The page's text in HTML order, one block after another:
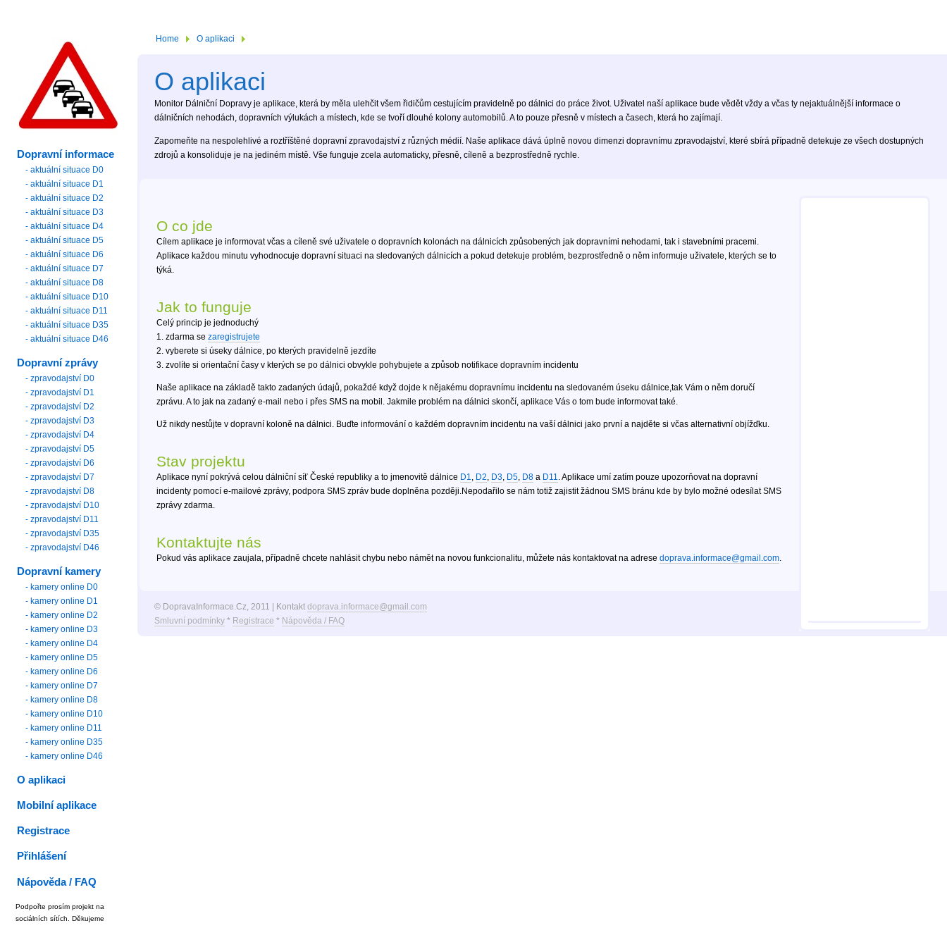
Home O aplikaci
O aplikaci
Monitor Dálniční Dopravy je aplikace, která by měla ulehčit všem řidičům cestujícím pravidelně po dálnici do práce život. Uživatel naší aplikace bude vědět vždy a včas ty nejaktuálnější informace o
dálničních nehodách, dopravních výlukách a místech, kde se tvoří dlouhé kolony automobilů. A to pouze přesně v místech a časech, která ho zajímají.
Zapomeňte na nespolehlivé a roztříštěné dopravní zpravodajství z různých médií. Naše aplikace dává úplně novou dimenzi dopravnímu zpravodajství, které sbírá případně detekuje ze všech dostupných
zdrojů a konsoliduje je na jediném místě. Vše funguje zcela automaticky, přesně, cíleně a bezprostředně rychle.
O co jde
Cílem aplikace je informovat včas a cíleně své uživatele o dopravních kolonách na dálnicích způsobených jak dopravními nehodami, tak i stavebními pracemi.
Aplikace každou minutu vyhodnocuje dopravní situaci na sledovaných dálnicích a pokud detekuje problém, bezprostředně o něm informuje uživatele, kterých se to
týká.
Jak to funguje
Celý princip je jednoduchý
1. zdarma se zaregistrujete
2. vyberete si úseky dálnice, po kterých pravidelně jezdíte
3. zvolíte si orientační časy v kterých se po dálnici obvykle pohybujete a způsob notifikace dopravním incidentu
Naše aplikace na základě takto zadaných údajů, pokaždé když dojde k nějakému dopravnímu incidentu na sledovaném úseku dálnice,tak Vám o něm doručí
zprávu. A to jak na zadaný e-mail nebo i přes SMS na mobil. Jakmile problém na dálnici skončí, aplikace Vás o tom bude informovat také.
Už nikdy nestůjte v dopravní koloně na dálnici. Buďte informování o každém dopravním incidentu na vaší dálnici jako první a najděte si včas alternativní objížďku.
Stav projektu
Aplikace nyní pokrývá celou dálniční síť České republiky a to jmenovitě dálnice D1, D2, D3, D5, D8a D11. Aplikace umí zatím pouze upozorňovat na dopravní
incidenty pomocí e-mailové zprávy, podpora SMS zpráv bude doplněna později.Nepodařilo se nám totiž zajistit žádnou SMS bránu kde by bylo možné odesílat SMS
zprávy zdarma.
Kontaktujte nás
Pokud vás aplikace zaujala, případně chcete nahlásit chybu nebo námět na novou funkcionalitu, můžete nás kontaktovat na adrese doprava.informace@gmail.com.
© DopravaInformace.Cz, 2011 | Kontakt doprava.informace@gmail.com
Smluvní podmínky* Registrace * Nápověda / FAQ
Dopravní informace
- aktuální situace D0
- aktuální situace D1
- aktuální situace D2
- aktuální situace D3
- aktuální situace D4
- aktuální situace D5
- aktuální situace D6
- aktuální situace D7
- aktuální situace D8
- aktuální situace D10
- aktuální situace D11
- aktuální situace D35
- aktuální situace D46
Dopravní zprávy
- zpravodajství D0
- zpravodajství D1
- zpravodajství D2
- zpravodajství D3
- zpravodajství D4
- zpravodajství D5
- zpravodajství D6
- zpravodajství D7
- zpravodajství D8
- zpravodajství D10
- zpravodajství D11
- zpravodajství D35
- zpravodajství D46
Dopravní kamery
- kamery online D0
- kamery online D1
- kamery online D2
- kamery online D3
- kamery online D4
- kamery online D5
- kamery online D6
- kamery online D7
- kamery online D8
- kamery online D10
- kamery online D11
- kamery online D35
- kamery online D46
O aplikaci
Mobilní aplikace
Registrace
Přihlášení
Nápověda / FAQ
Podpořte prosím projekt na
sociálních sítích. Děkujeme